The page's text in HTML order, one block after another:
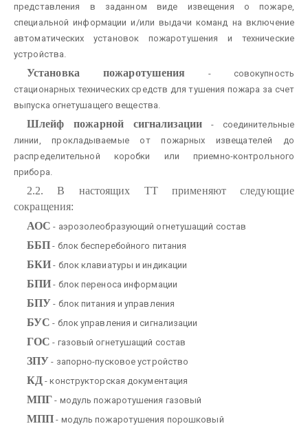
представления в заданном виде извещения о пожаре,
специальной информации и/или выдачи команд на включение
автоматических установок пожаротушения и технические
устройства.
Установка пожаротушения - совокупность
стационарных технических средств для тушения пожара за счет
выпуска огнетушащего вещества.
Шлейф пожарной сигнализации- соединительные
линии, прокладываемые от пожарных извещателей до
распределительной коробки или приемно-контрольного
прибора.
2.2. В настоящих ТТ применяют следующие
сокращения:
АОС - аэрозолеобразующий огнетушащий состав
ББП - блок бесперебойного питания
БКИ - блок клавиатуры и индикации
БПИ - блок переноса информации
БПУ - блок питания и управления
БУС - блок управления и сигнализации
ГОС - газовый огнетушащий состав
ЗПУ - запорно-пусковое устройство
КД - конструкторская документация
МПГ - модуль пожаротушения газовый
МПП - модуль пожаротушения порошковый